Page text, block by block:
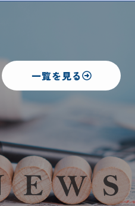
一覧を見る